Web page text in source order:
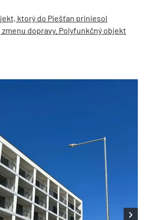
ktorý do Piešťan priniesol
dopravy. Polyfunkčný objekt